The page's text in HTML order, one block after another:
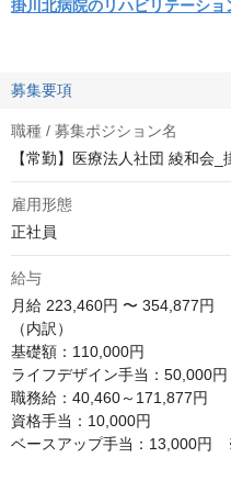
掛川北病院のリハビリテーショ
募集要項
職種 / 募集ポジション名
【常勤】医療法人社団 綾和会
雇用形態
正社員
給与
月給 223,460円 〜 354,877円
（内訳）
基礎額：110,000円
ライフデザイン手当：50,000円
職務給：40,460～171,877円
資格手当：10,000円
ベースアップ手当：13,000円